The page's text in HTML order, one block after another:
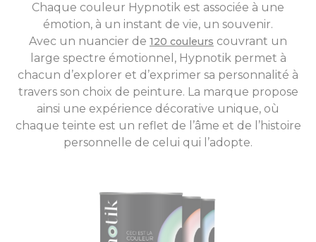
Chaque couleur Hypnotik est associée à une
émotion, à un instant de vie, un souvenir.
Avec un nuancier de 120 couleurs couvrant un
large spectre émotionnel, Hypnotik permet à
chacun d’explorer et d’exprimer sa personnalité à
travers son choix de peinture. La marque propose
ainsi une expérience décorative unique, où
chaque teinte est un reflet de l’âme et de l’histoire
personnelle de celui qui l’adopte.